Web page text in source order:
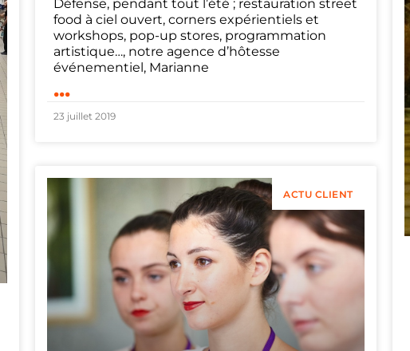
Défense, pendant tout l’été ; restauration street
food à ciel ouvert, corners expérientiels et
workshops, pop-up stores, programmation
artistique…, notre agence d’hôtesse
événementiel, Marianne
...
23 juillet 2019
ACTU CLIENT